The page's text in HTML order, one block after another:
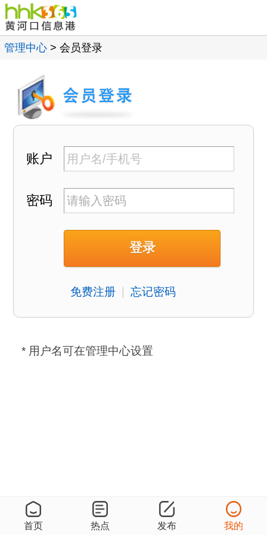
管理中心 > 会员登录
首页 热点 发布 我的
账户
密码
登录
免费注册| 忘记密码
* 用户名可在管理中心设置